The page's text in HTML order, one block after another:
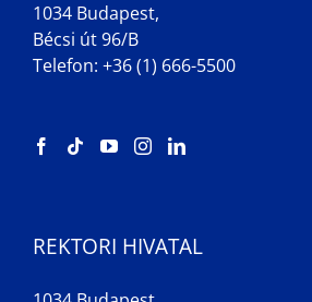
1034 Budapest,
Bécsi út 96/B
Telefon: +36 (1) 666-5500
REKTORI HIVATAL